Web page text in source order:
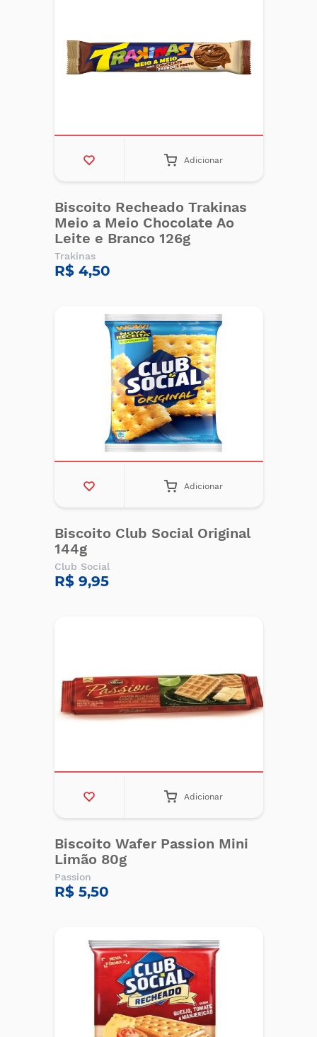
Adicionar
Biscoito Recheado Trakinas
Meio a Meio Chocolate Ao
Leite e Branco 126g
Trakinas
R$ 4,50
Adicionar
Biscoito Club Social Original
144g
Club Social
R$ 9,95
Adicionar
Biscoito Wafer Passion Mini
Limão 80g
Passion
R$ 5,50